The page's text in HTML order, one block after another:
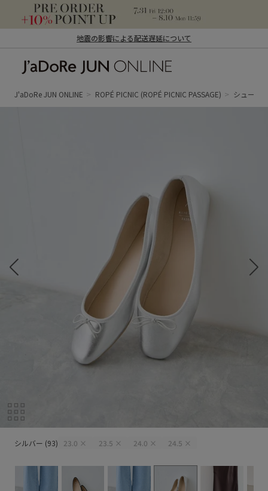
地震の影響による配送遅延について
ン オンライン）
J'aDoRe JUN ONLINE ROPÉ PICNIC (ROPÉ PICNIC PASSAGE) シューズ
シルバー (93) 23.0 × 23.5 × 24.0 × 24.5 ×